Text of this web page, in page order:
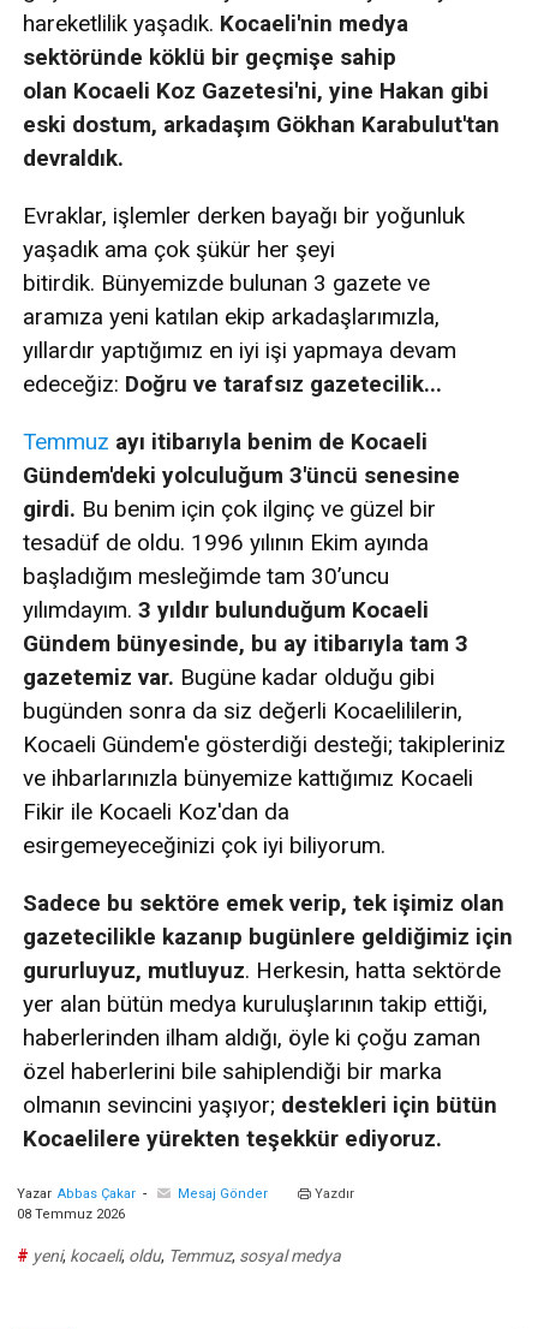
hareketlilik yaşadık. Kocaeli'nin medya
sektöründe köklü bir geçmişe sahip
olan Kocaeli Koz Gazetesi'ni, yine Hakan gibi
eski dostum, arkadaşım Gökhan Karabulut'tan
devraldık.
Evraklar, işlemler derken bayağı bir yoğunluk
yaşadık ama çok şükür her şeyi
bitirdik. Bünyemizde bulunan 3 gazete ve
aramıza yeni katılan ekip arkadaşlarımızla,
yıllardır yaptığımız en iyi işi yapmaya devam
edeceğiz: Doğru ve tarafsız gazetecilik...
Temmuz ayı itibarıyla benim de Kocaeli
Gündem'deki yolculuğum 3'üncü senesine
girdi. Bu benim için çok ilginç ve güzel bir
tesadüf de oldu. 1996 yılının Ekim ayında
başladığım mesleğimde tam 30’uncu
yılımdayım. 3 yıldır bulunduğum Kocaeli
Gündem bünyesinde, bu ay itibarıyla tam 3
gazetemiz var. Bugüne kadar olduğu gibi
bugünden sonra da siz değerli Kocaelililerin,
Kocaeli Gündem'e gösterdiği desteği; takipleriniz
ve ihbarlarınızla bünyemize kattığımız Kocaeli
Fikir ile Kocaeli Koz'dan da
esirgemeyeceğinizi çok iyi biliyorum.
Sadece bu sektöre emek verip, tek işimiz olan
gazetecilikle kazanıp bugünlere geldiğimiz için
gururluyuz, mutluyuz. Herkesin, hatta sektörde
yer alan bütün medya kuruluşlarının takip ettiği,
haberlerinden ilham aldığı, öyle ki çoğu zaman
özel haberlerini bile sahiplendiği bir marka
olmanın sevincini yaşıyor; destekleri için bütün
Kocaelilere yürekten teşekkür ediyoruz.
Yazar Abbas Çakar - Mesaj Gönder
Yazdır
08 Temmuz 2026
# yeni, kocaeli, oldu, Temmuz, sosyal medya